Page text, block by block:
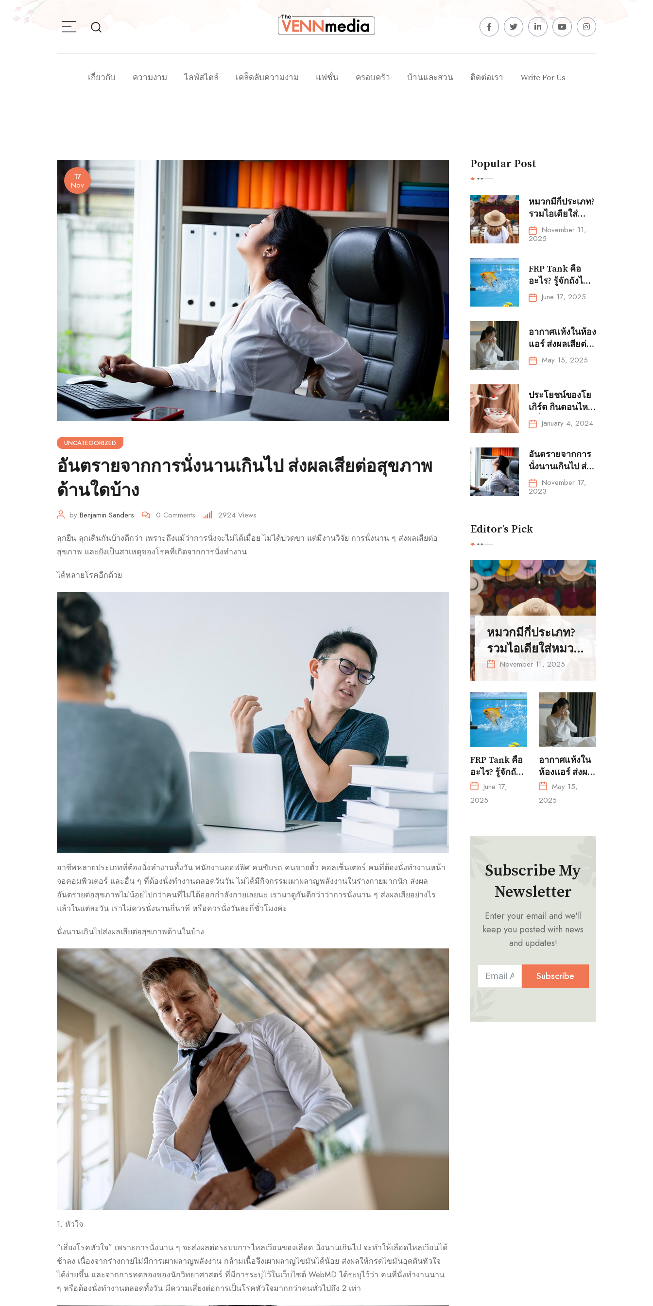
เกี่ยวกับ ความงาม ไลฟ์สไตล์ เคล็ดลับความงาม แฟชั่น ครอบครัว บ้านและสวน ติดต่อเรา Write For Us
17
Nov
UNCATEGORIZED
อันตรายจากการนั่งนานเกินไป ส่งผลเสียต่อสุขภาพ
ด้านใดบ้าง
by Benjamin Sanders 0 Comments 2924 Views
ลุกยืน ลุกเดินกันบ้างดีกว่า เพราะถึงแม้ว่าการนั่งจะไม่ได้เมื่อย ไม่ได้ปวดขา แต่มีงานวิจัย การนั่งนาน ๆ ส่งผลเสียต่อ
สุขภาพ และยังเป็นสาเหตุของโรคที่เกิดจากการนั่งทำงาน
ได้หลายโรคอีกด้วย
อาชีพหลายประเภทที่ต้องนั่งทำงานทั้งวัน พนักงานออฟฟิศ คนขับรถ คนขายตั๋ว คอลเซ็นเตอร์ คนที่ต้องนั่งทำงานหน้า
จอคอมพิวเตอร์ และอื่น ๆ ที่ต้องนั่งทำงานตลอดวันวัน ไม่ได้มีกิจกรรมเผาผลาญพลังงานในร่างกายมากนัก ส่งผล
อันตรายต่อสุขภาพไม่น้อยไปกว่าคนที่ไม่ได้ออกกำลังกายเลยนะ เรามาดูกันดีกว่าว่าการนั่งนาน ๆ ส่งผลเสียอย่างไร
แล้วในแต่ละวัน เราไม่ควรนั่งนานกี่นาที หรือควรนั่งวันละกี่ชั่วโมงค่ะ
นั่งนานเกินไปส่งผลเสียต่อสุขภาพด้านในบ้าง
1. หัวใจ
“เสี่ยงโรคหัวใจ” เพราะการนั่งนาน ๆ จะส่งผลต่อระบบการไหลเวียนของเลือด นั่งนานเกินไป จะทำให้เลือดไหลเวียนได้
ช้าลง เนื่องจากร่างกายไม่มีการเผาผลาญพลังงาน กล้ามเนื้อจึงเผาผลาญไขมันได้น้อย ส่งผลให้กรดไขมันอุดตันหัวใจ
ได้ง่ายขึ้น และจากการทดลองของนักวิทยาศาสตร์ ที่มีการระบุไว้ในเว็บไซต์ WebMD ได้ระบุไว้ว่า คนที่นั่งทำงานนาน
ๆ หรือต้องนั่งทำงานตลอดทั้งวัน มีความเสี่ยงต่อการเป็นโรคหัวใจมากกว่าคนทั่วไปถึง 2 เท่า
Popular Post
หมวกมีกี่ประเภท?
รวมไอเดียใส่
หมวกให้เข้ากับ
การแต่งตัวทุกลุค
November 11,
2025
FRP Tank คือ
อะไร? รู้จักถังไฟ
เบอร์กลาสสำหรับ
การเพาะเลี้ยงสัตว์
June 17, 2025
อากาศแห้งในห้อง
แอร์ ส่งผลเสียต่อ
สุขภาพได้โดย
ไม่รู้ตัว!
May 15, 2025
ประโยชน์ของโย
เกิร์ต กินตอนไหน
ดีที่สุด และคน
ป่วยกินโยเกิร์ตได้
January 4, 2024
อันตรายจากการ
นั่งนานเกินไป ส่ง
ผลเสียต่อสุขภาพ
ด้านใดบ้าง
November 17,
2023
Editor’s Pick
หมวกมีกี่ประเภท?
รวมไอเดียใส่หมวก
ให้เข้ากับการแต่ง
November 11, 2025
FRP Tank คือ
อะไร? รู้จักถัง
ไฟเบอร์กลาส
สำหรับการ
June 17,
2025
อากาศแห้งใน
ห้องแอร์ ส่งผล
เสียต่อสุขภาพ
ได้โดยไม่รู้ตัว!
May 15,
2025
Subscribe My
Newsletter
Enter your email and we'll
keep you posted with news
and updates!
Subscribe